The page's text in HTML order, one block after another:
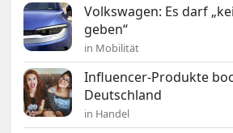
Volkswagen: Es darf
geben“
in Mobilität
Influencer-Produkte
Deutschland
in Handel